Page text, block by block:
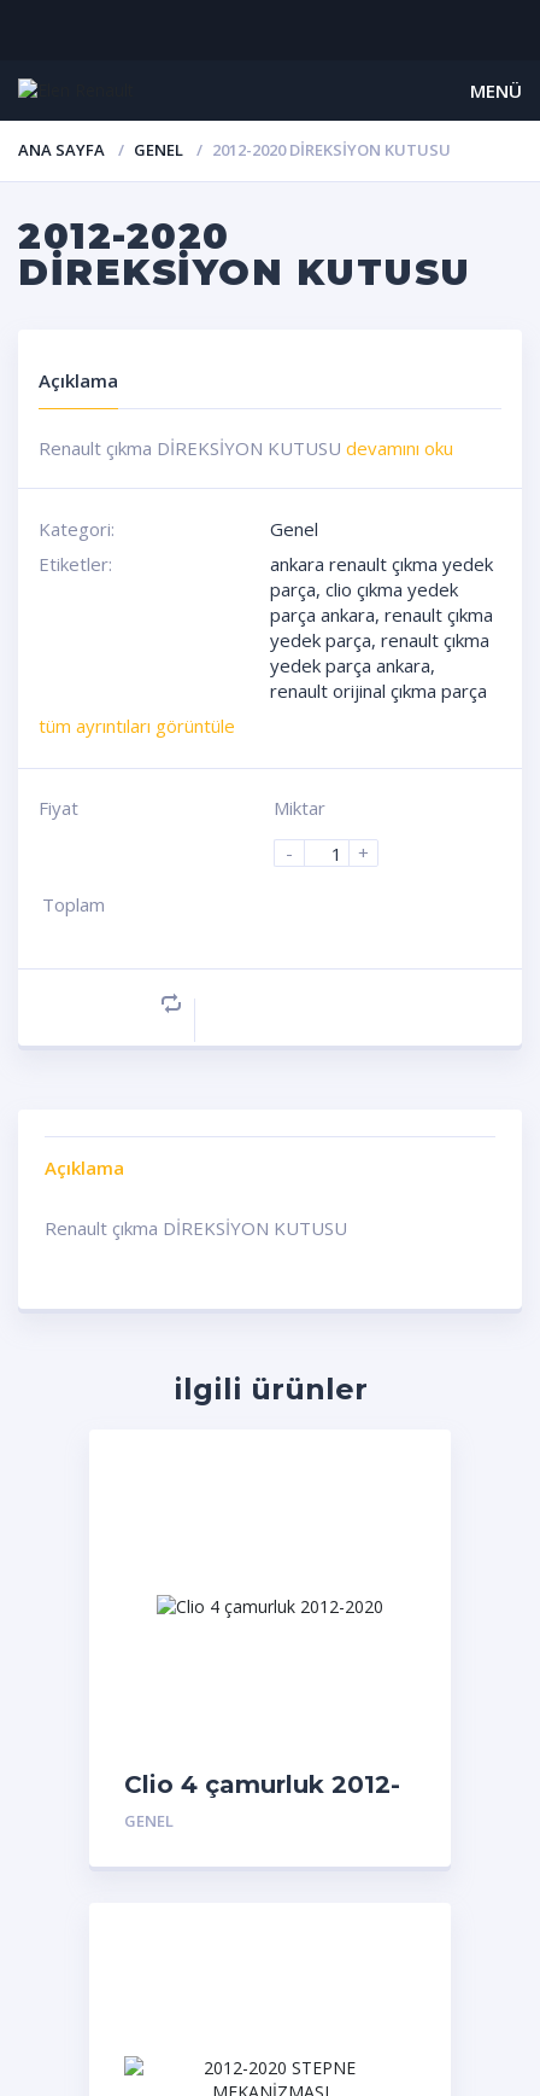
MENÜ
ANA SAYFA GENEL 2012-2020 DİREKSİYON KUTUSU
2012-2020
DİREKSİYON KUTUSU
Açıklama
Renault çıkma DİREKSİYON KUTUSU devamını oku
Kategori:
Genel
Etiketler:
ankara renault çıkma yedek
parça, clio çıkma yedek
parça ankara, renault çıkma
yedek parça, renault çıkma
yedek parça ankara,
renault orijinal çıkma parça
tüm ayrıntıları görüntüle
Fiyat
Miktar
-
+
Toplam
Açıklama
Renault çıkma DİREKSİYON KUTUSU
ilgili ürünler
Clio 4 çamurluk 2012-
2020
GENEL